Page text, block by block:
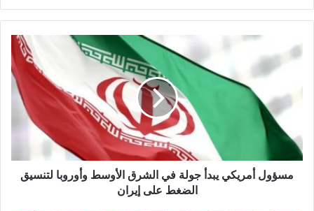
أمريكي
الشرق
الأوسط
وأوروبا
لتنسيق
الضغط
مسؤول أمريكي يبدأ جولة في الشرق الأوسط وأوروبا لتنسيق
الضغط على إيران